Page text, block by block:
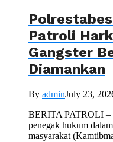
Patroli
Gangster
Diamankan
By adminJuly 23,
BERITA PATROLI
penegak hukum
masyarakat